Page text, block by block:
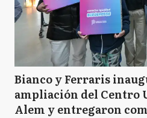
Bianco y Ferraris
ampliación del Centro
Alem y entregaron